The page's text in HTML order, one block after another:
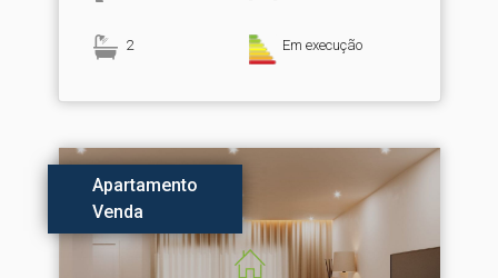
2 Em execução
Apartamento
Venda